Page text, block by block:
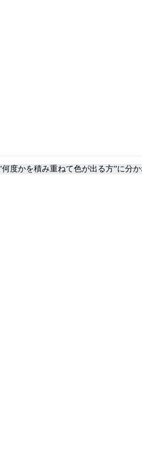
かを積み重ねて色が出る方”に分